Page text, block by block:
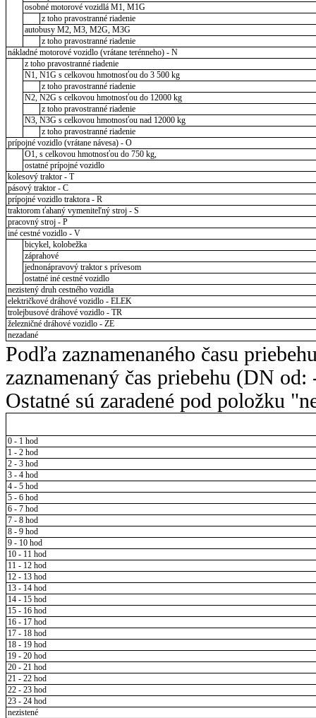
osobné motorové vozidlá M1, M1G
z toho pravostranné riadenie
autobusy M2, M3, M2G, M3G
z toho pravostranné riadenie
nákladné motorové vozidlo (vrátane terénneho) - N
z toho pravostranné riadenie
N1, N1G s celkovou hmotnosťou do 3 500 kg
z toho pravostranné riadenie
N2, N2G s celkovou hmotnosťou do 12000 kg
z toho pravostranné riadenie
N3, N3G s celkovou hmotnosťou nad 12000 kg
z toho pravostranné riadenie
prípojné vozidlo (vrátane návesa) - O
O1, s celkovou hmotnosťou do 750 kg,
ostatné prípojné vozidlo
kolesový traktor - T
pásový traktor - C
prípojné vozidlo traktora - R
traktorom ťahaný vymeniteľný stroj - S
pracovný stroj - P
iné cestné vozidlo - V
bicykel, kolobežka
záprahové
jednonápravový traktor s prívesom
ostatné iné cestné vozidlo
nezistený druh cestného vozidla
električkové dráhové vozidlo - ELEK
trolejbusové dráhové vozidlo - TR
železničné dráhové vozidlo - ZE
nezadané
Podľa zaznamenaného času
zaznamenaný čas priebehu (DN
Ostatné sú zaradené pod položku
0 - 1 hod
1 - 2 hod
2 - 3 hod
3 - 4 hod
4 - 5 hod
5 - 6 hod
6 - 7 hod
7 - 8 hod
8 - 9 hod
9 - 10 hod
10 - 11 hod
11 - 12 hod
12 - 13 hod
13 - 14 hod
14 - 15 hod
15 - 16 hod
16 - 17 hod
17 - 18 hod
18 - 19 hod
19 - 20 hod
20 - 21 hod
21 - 22 hod
22 - 23 hod
23 - 24 hod
nezistené